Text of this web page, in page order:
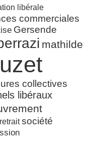
libérale
commerciales
Gersende
mathilde
collectives
libéraux
retrait société